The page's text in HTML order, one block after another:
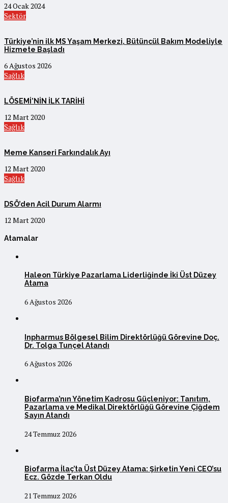
24 Ocak 2024
Sektör
Türkiye’nin ilk MS Yaşam Merkezi, Bütüncül Bakım Modeliyle
Hizmete Başladı
6 Ağustos 2026
Sağlık
LÖSEMİ’NİN İLK TARİHİ
12 Mart 2020
Sağlık
Meme Kanseri Farkındalık Ayı
12 Mart 2020
Sağlık
DSÖ’den Acil Durum Alarmı
12 Mart 2020
Atamalar
Haleon Türkiye Pazarlama Liderliğinde İki Üst Düzey
Atama
6 Ağustos 2026
Inpharmus Bölgesel Bilim Direktörlüğü Görevine Doç.
Dr. Tolga Tunçel Atandı
6 Ağustos 2026
Biofarma’nın Yönetim Kadrosu Güçleniyor: Tanıtım,
Pazarlama ve Medikal Direktörlüğü Görevine Çiğdem
Sayın Atandı
24 Temmuz 2026
Biofarma İlaç’ta Üst Düzey Atama: Şirketin Yeni CEO’su
Ecz. Gözde Terkan Oldu
21 Temmuz 2026